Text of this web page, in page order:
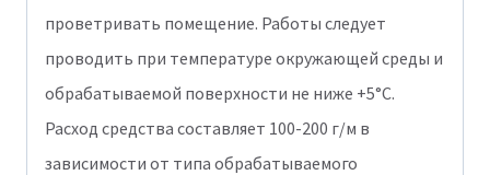
проветривать помещение. Работы следует
проводить при температуре окружающей среды и
обрабатываемой поверхности не ниже +5°С.
Расход средства составляет 100-200 г/м в
зависимости от типа обрабатываемого